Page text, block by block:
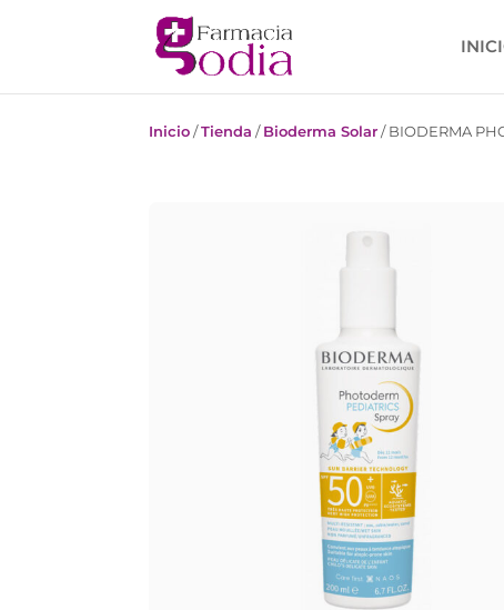
Inicio/Tienda /Bioderma Solar/BIODERMA